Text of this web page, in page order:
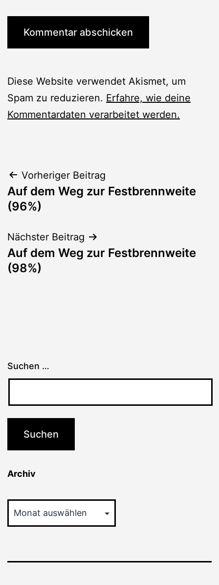
Diese Website verwendet Akismet, um
Spam zu reduzieren. Erfahre, wie deine
Kommentardaten verarbeitet werden.
Beitragsnavigation
Vorheriger Beitrag
Auf dem Weg zur Festbrennweite
(96%)
Nächster Beitrag
Auf dem Weg zur Festbrennweite
(98%)
Suchen …
Archiv